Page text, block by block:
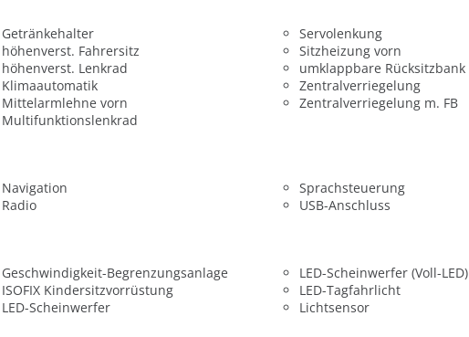
Getränkehalter
höhenverst. Fahrersitz
höhenverst. Lenkrad
Klimaautomatik
Mittelarmlehne vorn
Multifunktionslenkrad
Servolenkung
Sitzheizung vorn
umklappbare Rücksitzbank
Zentralverriegelung
Zentralverriegelung m. FB
Navigation
Radio
Sprachsteuerung
USB-Anschluss
Geschwindigkeit-Begrenzungsanlage
ISOFIX Kindersitzvorrüstung
LED-Scheinwerfer
LED-Scheinwerfer (Voll-LED)
LED-Tagfahrlicht
Lichtsensor